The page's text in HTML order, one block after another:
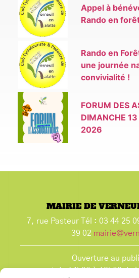
Appel à
Rando en
Rando en
une journée
convivialité !
FORUM DES
DIMANCHE 13
2026
MAIRIE DE
7, rue Pasteur Tél : 03 44 25
39 02
Ouverture au
et de 14h00 à 18h00 du